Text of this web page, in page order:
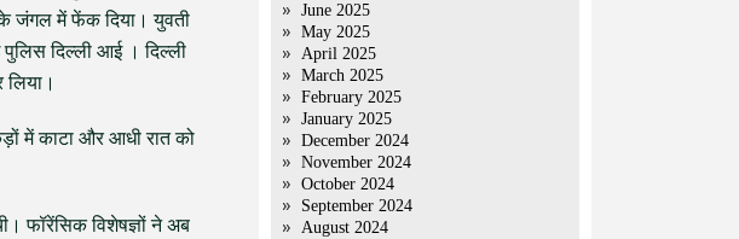
के जंगल में फेंक दिया। युवती
पुलिस दिल्ली आई । दिल्ली
में काटा और आधी रात को
फॉरेंसिक विशेषज्ञों ने अब
June 2025
May 2025
April 2025
March 2025
February 2025
January 2025
December 2024
November 2024
October 2024
September 2024
August 2024